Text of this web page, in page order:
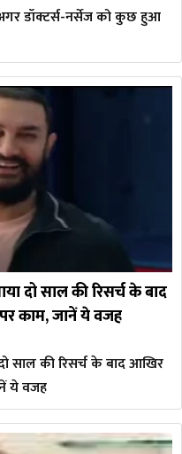
डॉक्टर्स-नर्सेज को कुछ हुआ
दो साल की रिसर्च के बाद
काम, जानें ये वजह
साल की रिसर्च के बाद आखिर
ये वजह